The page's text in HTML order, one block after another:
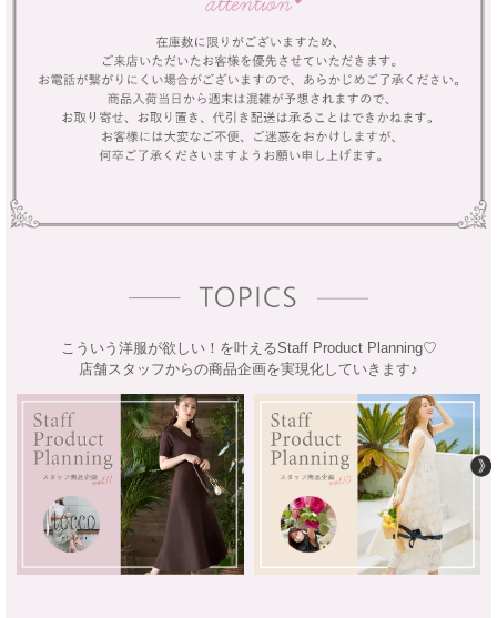
こういう洋服が欲しい！を叶えるStaff Product Planning♡
店舗スタッフからの商品企画を実現化していきます♪